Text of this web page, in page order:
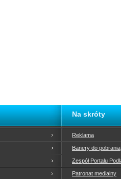
Na skróty
Reklama
Banery do pobrania
Zespół Portalu
Patronat medialny